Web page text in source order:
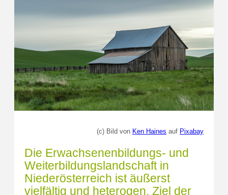
(c) Bild von Ken Haines auf Pixabay
Die Erwachsenenbildungs- und
Weiterbildungslandschaft in
Niederösterreich ist äußerst
vielfältig und heterogen. Ziel der